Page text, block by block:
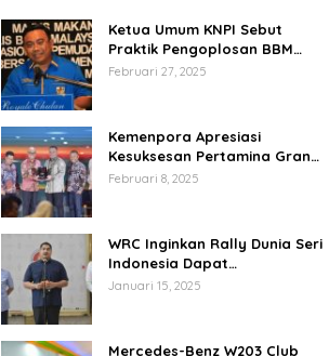
Ketua Umum KNPI Sebut
Praktik Pengoplosan BBM
Cederai Kepercayaan
Februari 27, 2025
Kemenpora Apresiasi
Kesuksesan Pertamina Grand
Prix of Indonesia 2024
Februari 8, 2025
WRC Inginkan Rally Dunia Seri
Indonesia Dapat
Terselenggara 2026
Januari 15, 2025
Mercedes-Benz W203 Club